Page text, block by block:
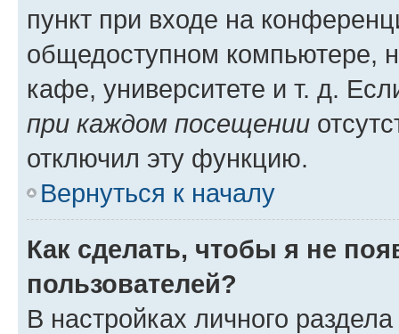
пункт при входе на
общедоступном компьютере,
кафе, университете и т. д.
при каждом посещении
отключил эту функцию.
Вернуться к началу
Как сделать, чтобы я не
пользователей?
В настройках личного